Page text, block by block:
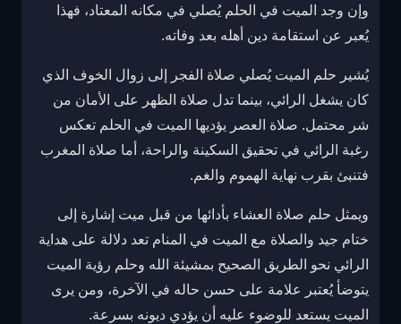
وإن وجد الميت في الحلم يُصلي في مكانه المعتاد، فهذا
يُعبر عن استقامة دين أهله بعد وفاته.
يُشير حلم الميت يُصلي صلاة الفجر إلى زوال الخوف الذي
كان يشغل الرائي، بينما تدل صلاة الظهر على الأمان من
شر محتمل. صلاة العصر يؤديها الميت في الحلم تعكس
رغبة الرائي في تحقيق السكينة والراحة، أما صلاة المغرب
فتنبئ بقرب نهاية الهموم والغم.
ويمثل حلم صلاة العشاء بأدائها من قبل ميت إشارة إلى
ختام جيد والصلاة مع الميت في المنام تعد دلالة على هداية
الرائي نحو الطريق الصحيح بمشيئة الله وحلم رؤية الميت
يتوضأ يُعتبر علامة على حسن حاله في الآخرة، ومن يرى
الميت يستعد للوضوء عليه أن يؤدي ديونه بسرعة.